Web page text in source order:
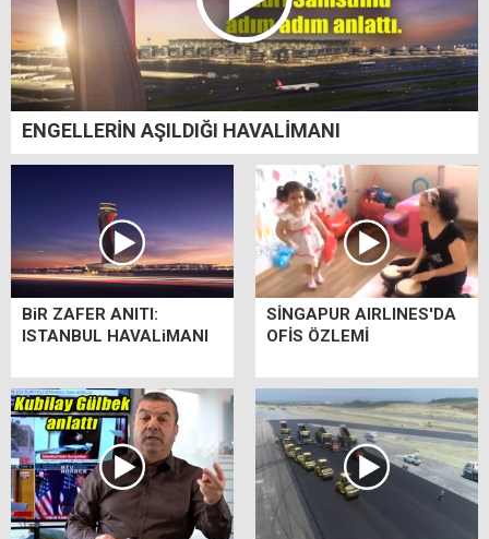
ENGELLERİN AŞILDIĞI HAVALİMANI
BiR ZAFER ANITI:
ISTANBUL HAVALiMANI
SİNGAPUR AIRLINES'DA
OFİS ÖZLEMİ